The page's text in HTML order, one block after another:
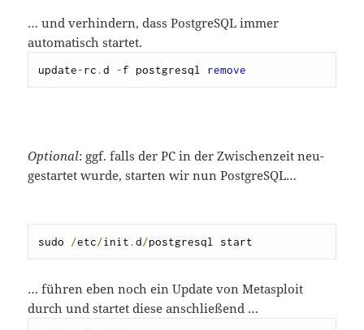
… und verhindern, dass PostgreSQL immer
automatisch startet.
update-rc.d -f postgresql remove
Optional: ggf. falls der PC in der Zwischenzeit neu-
gestartet wurde, starten wir nun PostgreSQL…
sudo /etc/init.d/postgresql start
… führen eben noch ein Update von Metasploit
durch und startet diese anschließend …